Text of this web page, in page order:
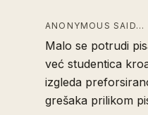
ANONYMOUS SAID…
Malo se potrudi
već studentica
izgleda
grešaka prilikom